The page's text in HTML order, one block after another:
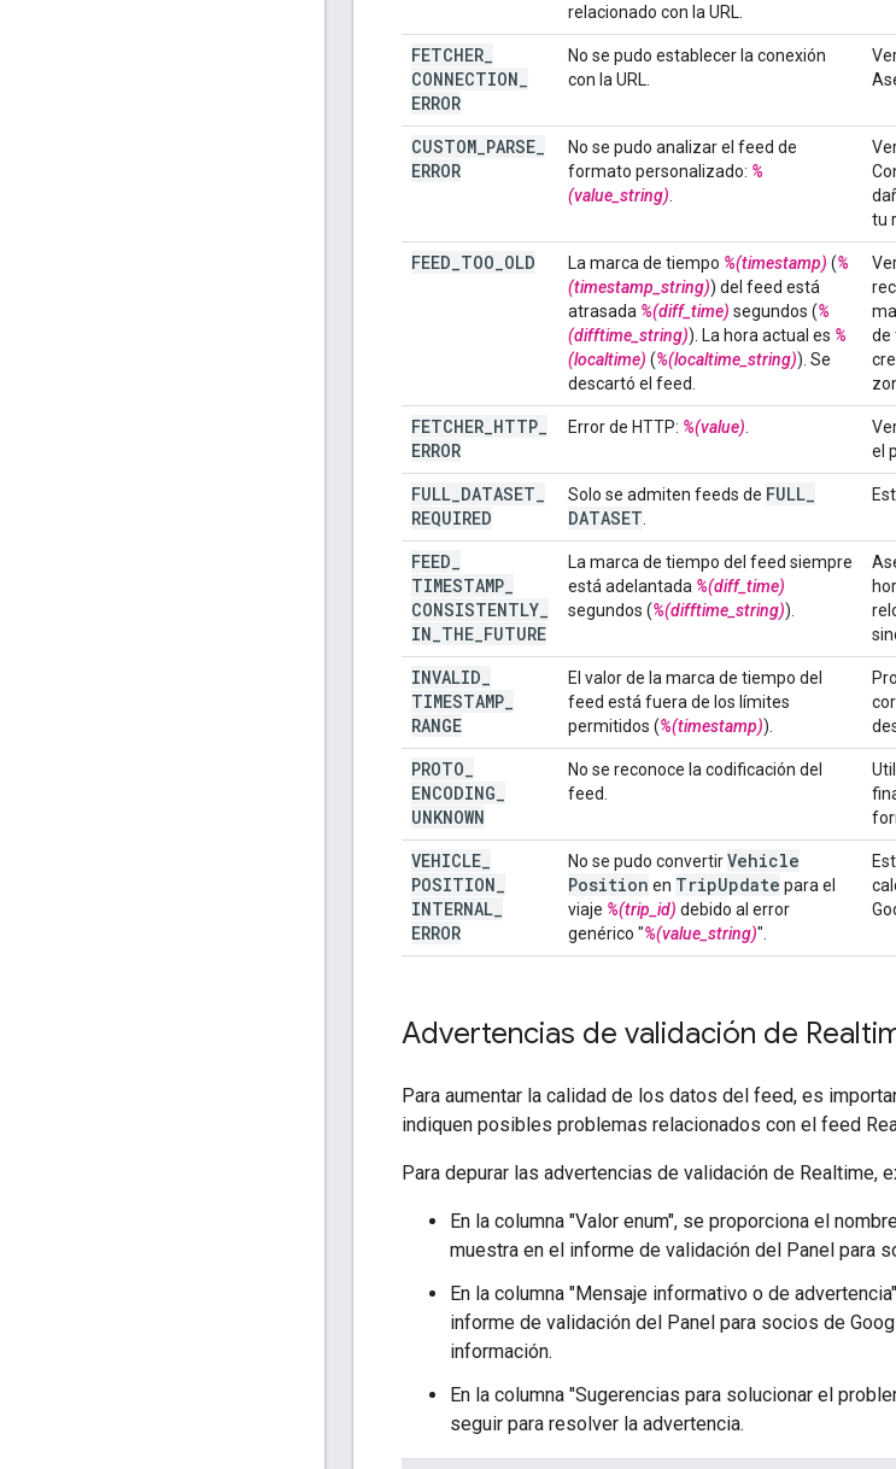
relacionado con la URL.
FETCHER
CONNECTION
ERROR
No se pudo establecer la conexión
con la URL.
CUSTOM PARSE
ERROR
No se pudo analizar el feed de
formato personalizado: %
(value_string)
tu
FEED TOO OLD La marca de tiempo %(timestamp) (%
(timestamp_string)) del feed está
atrasada %(diff_time) segundos (%
(difftime_string)). La hora actual es %
(localtime) (%(localtime_string)). Se
descartó el feed.
de
FETCHER HTTP
ERROR
Error de HTTP: %(value)
el
FULL DATASET
REQUIRED
Solo se admiten feeds de FULL
DATASET
FEED
TIMESTAMP
CONSISTENTLY
IN THE FUTURE
La marca de tiempo del feed siempre
está adelantada %(diff_time)
segundos (%(difftime_string)).
INVALID
TIMESTAMP
RANGE
El valor de la marca de tiempo del
feed está fuera de los límites
permitidos (%(timestamp)).
PROTO
ENCODING
UNKNOWN
No se reconoce la codificación del
feed.
VEHICLE
POSITION
INTERNAL
ERROR
No se pudo convertirVehicle
Position en TripUpdate para el
viaje %(trip_id) debido al error
genérico "%(value_string)".
Advertencias de validación de
Para aumentar la calidad de los datos del feed, es
indiquen posibles problemas relacionados con el feed
Para depurar las advertencias de validación de Realtime,
En la columna "Valor enum", se proporciona el
muestra en el informe de validación del Panel para
En la columna "Mensaje informativo o de
informe de validación del Panel para socios de
información.
En la columna "Sugerencias para solucionar el
seguir para resolver la advertencia.